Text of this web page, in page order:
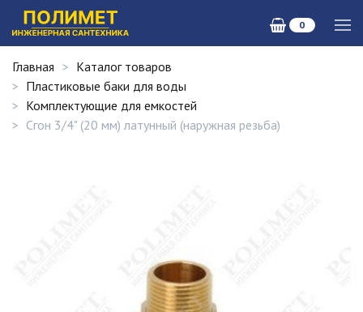
0
Главная
Каталог товаров
Пластиковые баки для воды
Комплектующие для емкостей
Сгон 3/4" (20 мм) латунный (наружная резьба)